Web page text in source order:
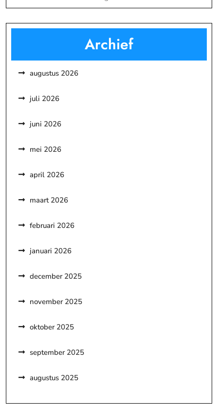
Archief
augustus 2026
juli 2026
juni 2026
mei 2026
april 2026
maart 2026
februari 2026
januari 2026
december 2025
november 2025
oktober 2025
september 2025
augustus 2025